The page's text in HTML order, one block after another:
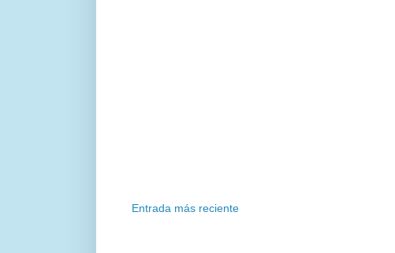
Entrada más reciente